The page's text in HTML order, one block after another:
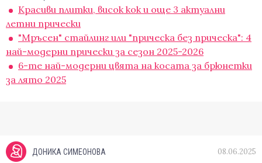
Красиви плитки, висок кок и още 3 актуални
летни прически
"Мръсен" стайлинг или "прическа без прическа": 4
най-модерни прически за сезон 2025-2026
6-те най-модерни цвята на косата за брюнетки
за лято 2025
ДОНИКА СИМЕОНОВА 08.06.2025